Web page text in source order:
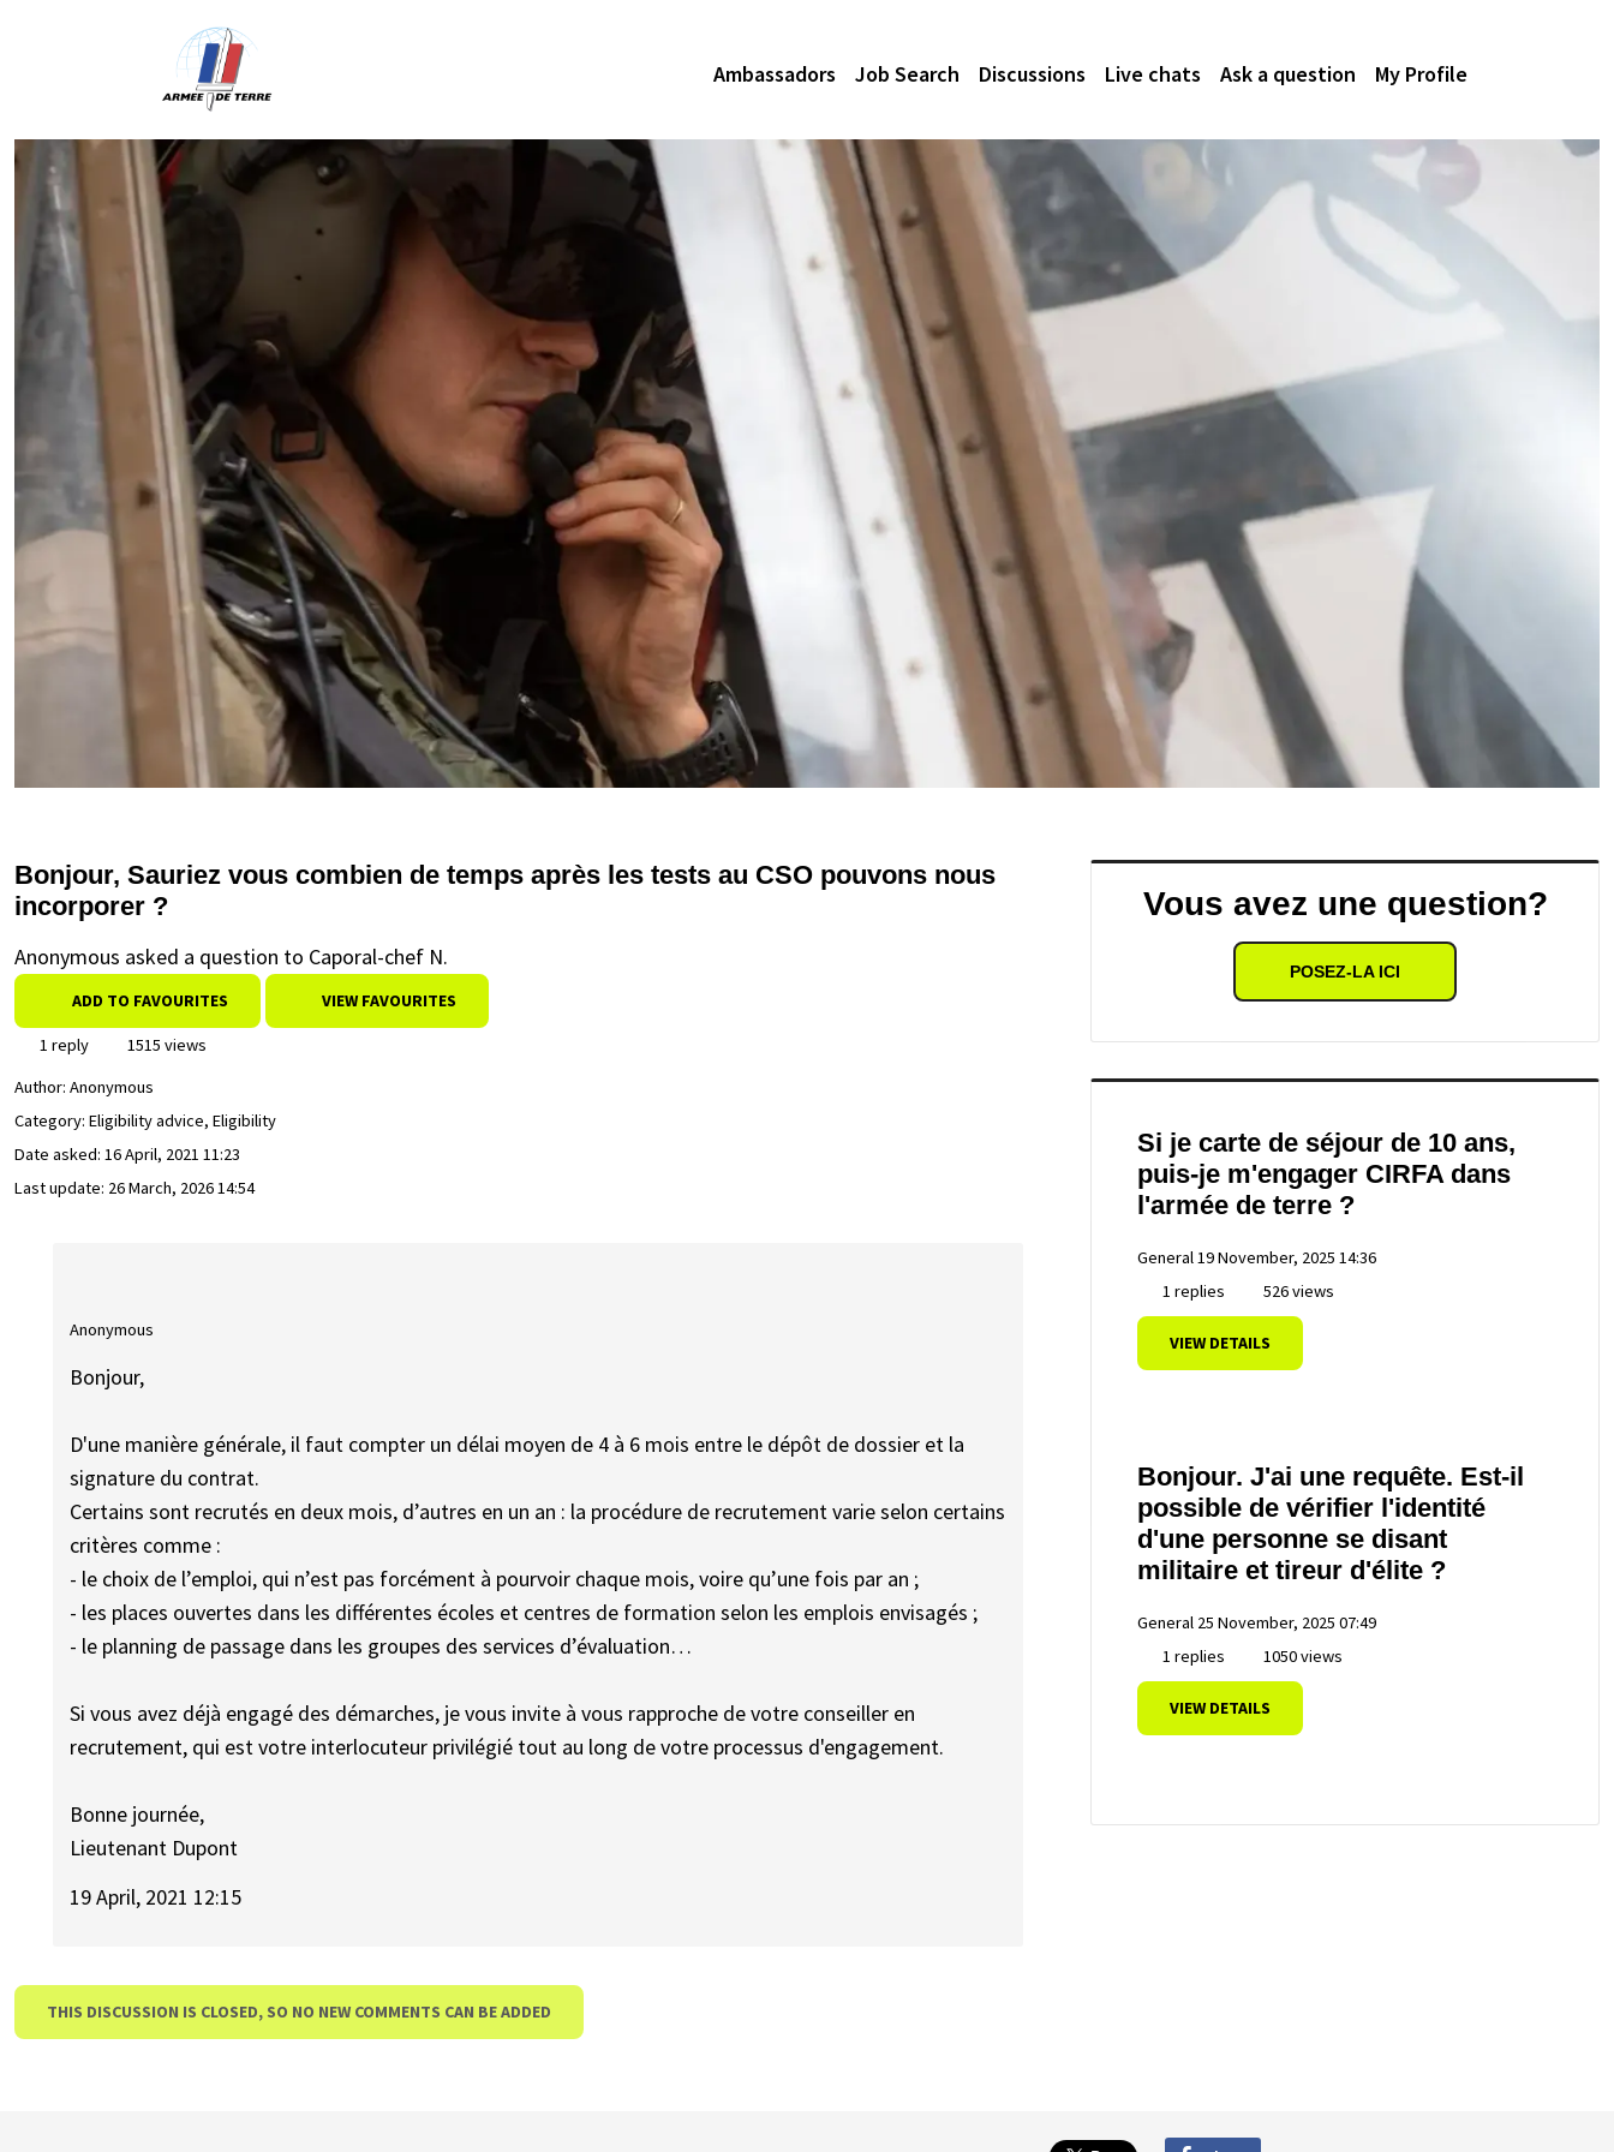
Ambassadors Job Search Discussions Live chats Ask a question My Profile
Bonjour, Sauriez vous combien de temps après les tests au CSO pouvons nous
incorporer ?
Anonymous asked a question to Caporal-chef N.
ADD TO FAVOURITES VIEW FAVOURITES
1 reply
1515 views
Author: Anonymous
Category: Eligibility advice, Eligibility
Date asked: 16 April, 2021 11:23
Last update: 26 March, 2026 14:54
Anonymous
Bonjour,
D'une manière générale, il faut compter un délai moyen de 4 à 6 mois entre le dépôt de dossier et la
signature du contrat.
Certains sont recrutés en deux mois, d’autres en un an : la procédure de recrutement varie selon certains
critères comme :
- le choix de l’emploi, qui n’est pas forcément à pourvoir chaque mois, voire qu’une fois par an ;
- les places ouvertes dans les différentes écoles et centres de formation selon les emplois envisagés ;
- le planning de passage dans les groupes des services d’évaluation…
Si vous avez déjà engagé des démarches, je vous invite à vous rapproche de votre conseiller en
recrutement, qui est votre interlocuteur privilégié tout au long de votre processus d'engagement.
Bonne journée,
Lieutenant Dupont
19 April, 2021 12:15
THIS DISCUSSION IS CLOSED, SO NO NEW COMMENTS CAN BE ADDED
Vous avez une question?
POSEZ-LA ICI
Si je carte de séjour de 10 ans,
puis-je m'engager CIRFA dans
l'armée de terre ?
General19 November, 2025 14:36
1 replies
526 views
VIEW DETAILS
Bonjour. J'ai une requête. Est-il
possible de vérifier l'identité
d'une personne se disant
militaire et tireur d'élite ?
General 25 November, 2025 07:49
1 replies
1050 views
VIEW DETAILS